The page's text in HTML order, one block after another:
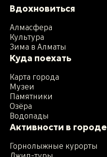
Вдохновиться
Алмасфера
Культура
Зима в Алматы
Куда поехать
Карта города
Музеи
Памятники
Озёра
Водопады
Активности в городе
Горнолыжные курорты